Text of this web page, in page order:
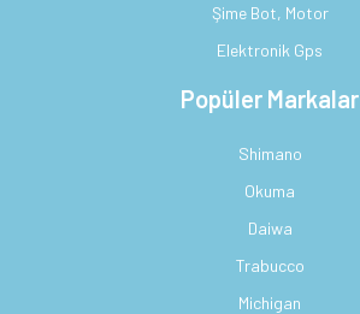
Şime Bot, Motor
Elektronik Gps
Popüler Markalar
Shimano
Okuma
Daiwa
Trabucco
Michigan